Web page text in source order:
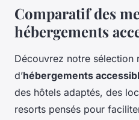
Comparatif des
hébergements
Découvrez notre sélection
d’hébergements
des hôtels adaptés, des
resorts pensés pour